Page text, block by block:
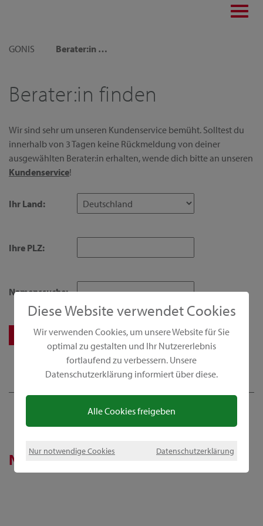
Diese Website verwendet Cookies
Wir verwenden Cookies, um unsere Website für Sie
optimal zu gestalten und Ihr Nutzererlebnis
fortlaufend zu verbessern. Unsere
Datenschutzerklärung informiert über diese.
Alle Cookies freigeben
Nur notwendige Cookies Datenschutzerklärung
GONIS
Berater:in finden
Berater:in finden
Wir sind sehr um unseren Kundenservice bemüht. Solltest du
innerhalb von 3 Tagen keine Rückmeldung von deiner
ausgewählten Berater:in erhalten, wende dich bitte an unseren
Kundenservice!
Ihr Land:
Ihre PLZ:
Namenssuche:
News